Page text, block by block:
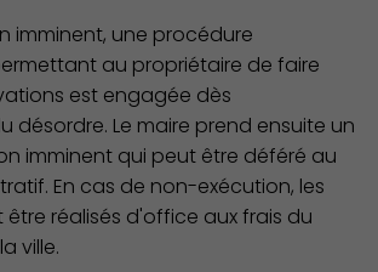
Économie Commerce
imminent, une procédure
au propriétaire de faire
est engagée dès
désordre. Le maire prend ensuite un
imminent qui peut être déféré au
En cas de non-exécution, les
réalisés d'office aux frais du
ville.